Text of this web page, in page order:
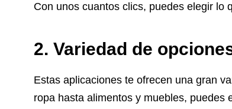
Con unos cuantos clics, puedes elegir lo
2. Variedad de
Estas aplicaciones te ofrecen una gran
ropa hasta alimentos y muebles, puedes